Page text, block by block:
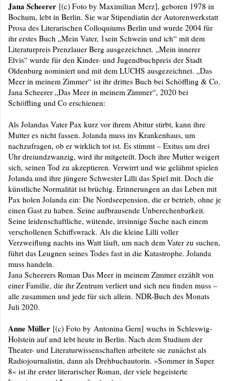
Jana Scheerer [(c) Foto by Maximilian Merz], geboren 1978 in
Bochum, lebt in Berlin. Sie war Stipendiatin der Autorenwerkstatt
Prosa des Literarischen Colloquiums Berlin und wurde 2004 für
ihr erstes Buch „Mein Vater, 1sein Schwein und ich“ mit dem
Literaturpreis Prenzlauer Berg ausgezeichnet. „Mein innerer
Elvis“ wurde für den Kinder- und Jugendbuchpreis der Stadt
Oldenburg nominiert und mit dem LUCHS ausgezeichnet. „Das
Meer in meinem Zimmer“ ist ihr drittes Buch bei Schöffling & Co.
Jana Scheerer „Das Meer in meinem Zimmer“, 2020 bei
Schöffling und Co erschienen:
Als Jolandas Vater Pax kurz vor ihrem Abitur stirbt, kann ihre
Mutter es nicht fassen. Jolanda muss ins Krankenhaus, um
nachzufragen, ob er wirklich tot ist. Es stimmt – Exitus um drei
Uhr dreiundzwanzig, wird ihr mitgeteilt. Doch ihre Mutter weigert
sich, seinen Tod zu akzeptieren. Verwirrt und wie gelähmt spielen
Jolanda und ihre jüngere Schwester Lilli das Spiel mit. Doch die
künstliche Normalität ist brüchig. Erinnerungen an das Leben mit
Pax holen Jolanda ein: Die Nordseepension, die er betrieb, ohne je
einen Gast zu haben. Seine aufbrausende Unberechenbarkeit.
Seine leidenschaftliche, wütende, irrsinnige Suche nach einem
verschollenen Schiffswrack. Als die kleine Lilli voller
Verzweiflung nachts ins Watt läuft, um nach dem Vater zu suchen,
führt das Leugnen seines Todes fast in die Katastrophe. Jolanda
muss handeln.
Jana Scheerers Roman Das Meer in meinem Zimmer erzählt von
einer Familie, die ihr Zentrum verliert und sich neu finden muss –
alle zusammen und jede für sich allein. NDR-Buch des Monats
Juli 2020.
Anne Müller [(c) Foto by Antonina Gern] wuchs in Schleswig-
Holstein auf und lebt heute in Berlin. Nach dem Studium der
Theater- und Literaturwissenschaften arbeitete sie zunächst als
Radiojournalistin, dann als Drehbuchautorin. »Sommer in Super
8« ist ihr erster literarischer Roman, der viele begeisterte